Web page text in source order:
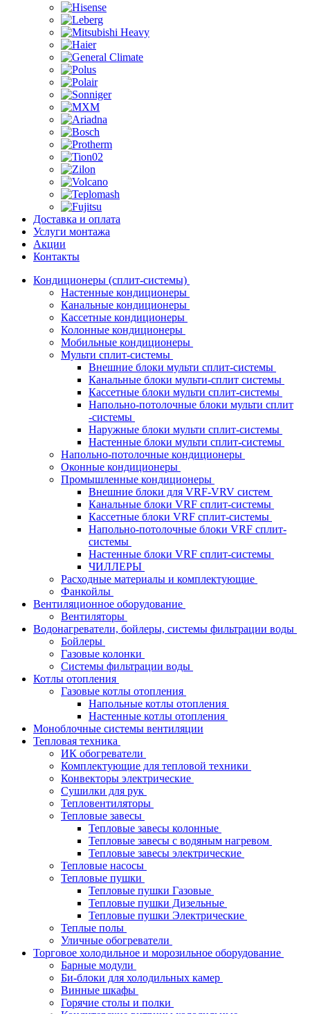
Доставка и оплата
Услуги монтажа
Акции
Контакты
Кондиционеры (сплит-системы)
Настенные кондиционеры
Канальные кондиционеры
Кассетные кондиционеры
Колонные кондиционеры
Мобильные кондиционеры
Мульти сплит-системы
Внешние блоки мульти сплит-системы
Канальные блоки мульти-сплит системы
Кассетные блоки мульти сплит-системы
Напольно-потолочные блоки мульти сплит
-системы
Наружные блоки мульти сплит-системы
Настенные блоки мульти сплит-системы
Напольно-потолочные кондиционеры
Оконные кондиционеры
Промышленные кондиционеры
Внешние блоки для VRF-VRV систем
Канальные блоки VRF сплит-системы
Кассетные блоки VRF сплит-системы
Напольно-потолочные блоки VRF сплит-
системы
Настенные блоки VRF сплит-системы
ЧИЛЛЕРЫ
Расходные материалы и комплектующие
Фанкойлы
Вентиляционное оборудование
Вентиляторы
Водонагреватели, бойлеры, системы фильтрации воды
Бойлеры
Газовые колонки
Системы фильтрации воды
Котлы отопления
Газовые котлы отопления
Напольные котлы отопления
Настенные котлы отопления
Моноблочные системы вентиляции
Тепловая техника
ИК обогреватели
Комплектующие для тепловой техники
Конвекторы электрические
Сушилки для рук
Тепловентиляторы
Тепловые завесы
Тепловые завесы колонные
Тепловые завесы с водяным нагревом
Тепловые завесы электрические
Тепловые насосы
Тепловые пушки
Тепловые пушки Газовые
Тепловые пушки Дизельные
Тепловые пушки Электрические
Теплые полы
Уличные обогреватели
Торговое холодильное и морозильное оборудование
Барные модули
Би-блоки для холодильных камер
Винные шкафы
Горячие столы и полки